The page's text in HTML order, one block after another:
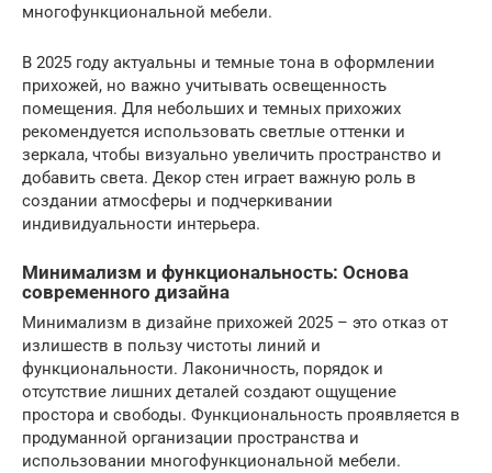
многофункциональной мебели.
В 2025 году актуальны и темные тона в оформлении
прихожей, но важно учитывать освещенность
помещения. Для небольших и темных прихожих
рекомендуется использовать светлые оттенки и
зеркала, чтобы визуально увеличить пространство и
добавить света. Декор стен играет важную роль в
создании атмосферы и подчеркивании
индивидуальности интерьера.
Минимализм и функциональность: Основа
современного дизайна
Минимализм в дизайне прихожей 2025 – это отказ от
излишеств в пользу чистоты линий и
функциональности. Лаконичность, порядок и
отсутствие лишних деталей создают ощущение
простора и свободы. Функциональность проявляется в
продуманной организации пространства и
использовании многофункциональной мебели.